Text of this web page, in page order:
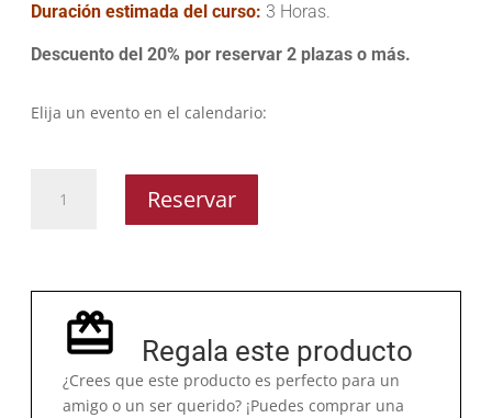
Duración estimada del curso: 3 Horas.
Descuento del 20% por reservar 2 plazas o más.
Elija un evento en el calendario:
Reservar
Regala este producto
¿Crees que este producto es perfecto para un
amigo o un ser querido? ¡Puedes comprar una